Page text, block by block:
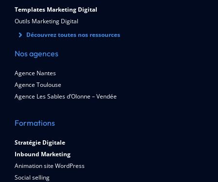
Templates Marketing Digital
Outils Marketing Digital
Découvrez toutes nos ressources
Nos agences
Agence Nantes
Agence Toulouse
Agence Les Sables d’Olonne – Vendée
Formations
Stratégie Digitale
Inbound Marketing
Animation site WordPress
Social selling